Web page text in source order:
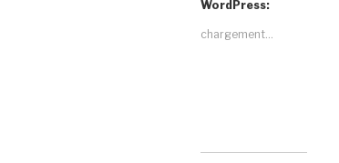
WordPress:
chargement…